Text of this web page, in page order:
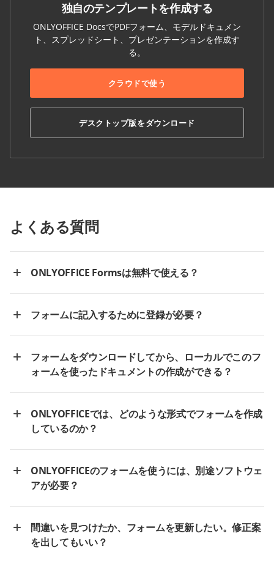
独自のテンプレートを作成する
ONLYOFFICE DocsでPDFフォーム、モデルドキュメン
ト、スプレッドシート、プレゼンテーションを作成す
る。
クラウドで使う
デスクトップ版をダウンロード
よくある質問
ONLYOFFICE Formsは無料で使える？
フォームに記入するために登録が必要？
フォームをダウンロードしてから、ローカルでこのフ
ォームを使ったドキュメントの作成ができる？
ONLYOFFICEでは、どのような形式でフォームを作成
しているのか？
ONLYOFFICEのフォームを使うには、別途ソフトウェ
アが必要？
間違いを見つけたか、フォームを更新したい。修正案
を出してもいい？